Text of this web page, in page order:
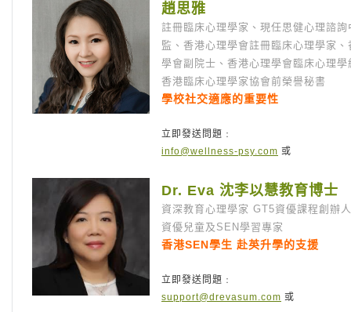
趙思雅
註冊臨床心理學家、現任思健心理諮詢
監、香港心理學會註冊臨床心理學家、
學會副院士、香港心理學會臨床心理學
香港臨床心理學家協會前榮譽秘書
學校社交適應的重要性
立即發送問題﹕
info@wellness-psy.com 或
Dr. Eva 沈李以慧教育博士
資深教育心理學家 GT5資優課程創辦
資優兒童及SEN學習專家
香港SEN學生 赴英升學的支援
立即發送問題﹕
support@drevasum.com 或